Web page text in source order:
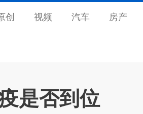
创 视频 汽车 房产
是否到位